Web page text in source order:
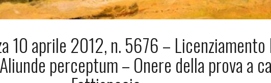
10 aprile 2012, n. 5676 –
perceptum – Onere della prova a